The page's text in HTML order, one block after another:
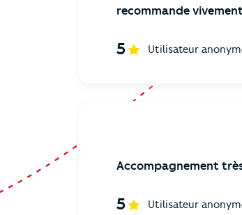
recommande
5 Utilisateur
Accompagnement
5 Utilisateur